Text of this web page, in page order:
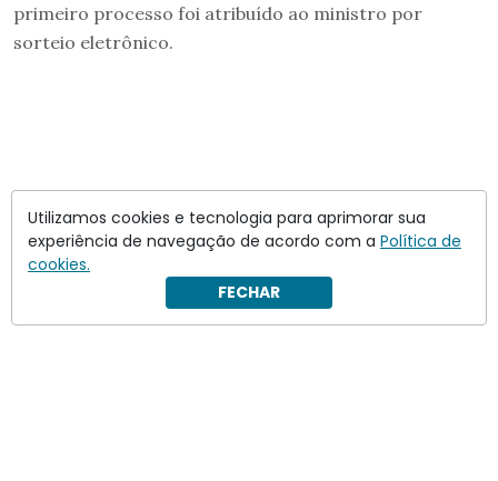
primeiro processo foi atribuído ao ministro por
sorteio eletrônico.
Utilizamos cookies e tecnologia para aprimorar sua
experiência de navegação de acordo com a Política de
cookies.
FECHAR